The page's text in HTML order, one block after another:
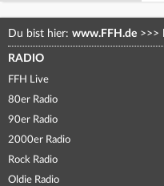
Du bist hier: www.FFH.de >>>
RADIO
FFH Live
80er Radio
90er Radio
2000er Radio
Rock Radio
Oldie Radio